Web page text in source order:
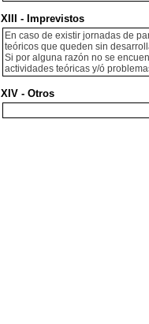
XIII - Imprevistos
En caso de existir jornadas de
teóricos que queden sin
Si por alguna razón no se
actividades teóricas y/ó
XIV - Otros